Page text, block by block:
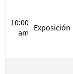
10:00
am Exposición